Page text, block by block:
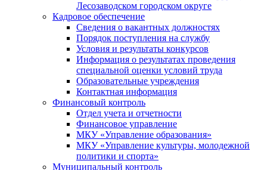
Лесозаводском городском округе
Кадровое обеспечение
Сведения о вакантных должностях
Порядок поступления на службу
Условия и результаты конкурсов
Информация о результатах проведения
специальной оценки условий труда
Образовательные учреждения
Контактная информация
Финансовый контроль
Отдел учета и отчетности
Финансовое управление
МКУ «Управление образования»
МКУ «Управление культуры, молодежной
политики и спорта»
Муниципальный контроль